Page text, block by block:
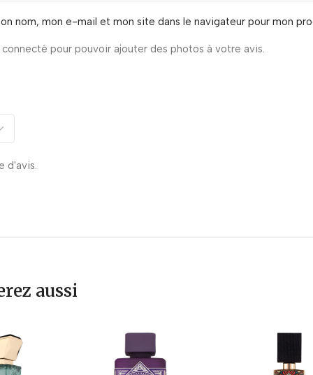
d'avis.
nom, mon e-mail et mon site dans le navigateur pour mon
pour pouvoir ajouter des photos à votre avis.
aussi